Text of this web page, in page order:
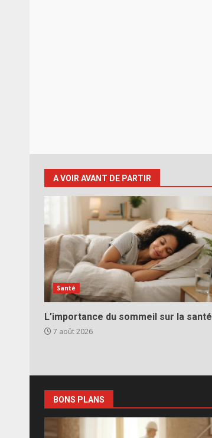
A VOIR AVANT DE PARTIR
Santé
L’importance du sommeil sur la santé
7 août 2026
BONS PLANS